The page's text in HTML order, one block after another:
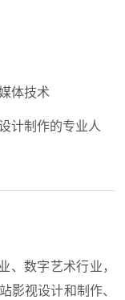
体技术
计制作的专业人
数字艺术行业，
影视设计和制作、